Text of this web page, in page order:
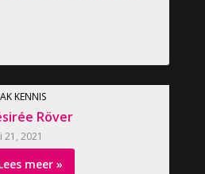
KENNIS
Röver
21, 2021
meer »